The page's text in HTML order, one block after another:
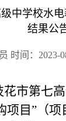
中学校水
结果公
时间：2023-
花市第七
目”（项